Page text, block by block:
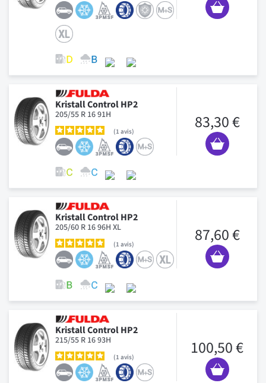
Kristall Control HP2
205/55 R 16 91H
1 avis 83,30 €
Kristall Control HP2
205/60 R 16 96H XL
1 avis 87,60 €
Kristall Control HP2
215/55 R 16 93H
1 avis 100,50 €